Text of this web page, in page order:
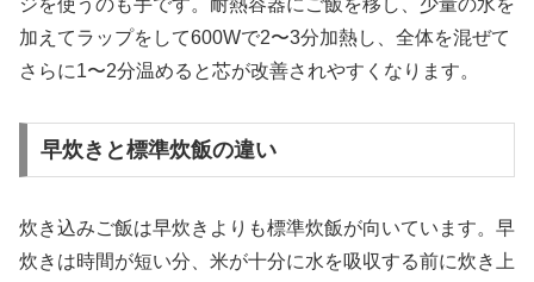
ジを使うのも手です。耐熱容器にご飯を移し、少量の水を
加えてラップをして600Wで2〜3分加熱し、全体を混ぜて
さらに1〜2分温めると芯が改善されやすくなります。
早炊きと標準炊飯の違い
炊き込みご飯は早炊きよりも標準炊飯が向いています。早
炊きは時間が短い分、米が十分に水を吸収する前に炊き上